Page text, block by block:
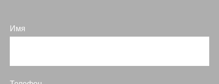
Имя